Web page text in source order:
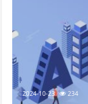
2024-10-23 234